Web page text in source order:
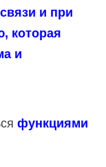
и при
которая
и
функциями